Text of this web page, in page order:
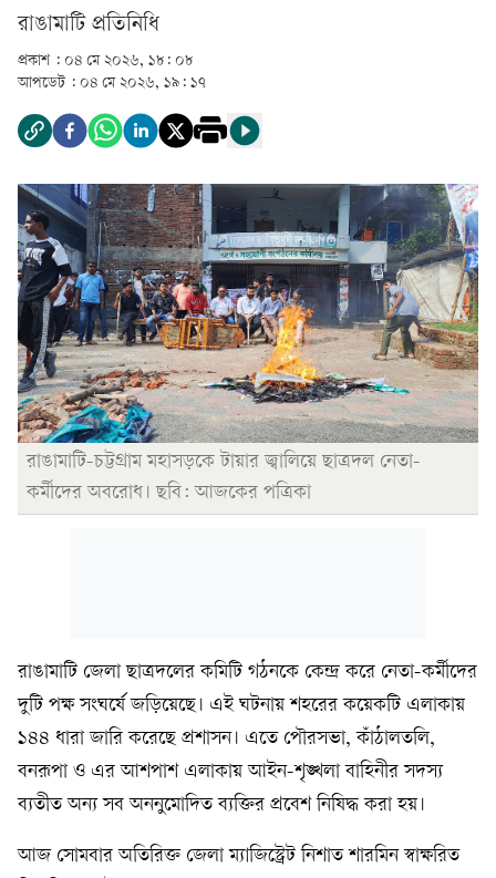
রাঙামাটি প্রতিনিধি
প্রকাশ : ০৪ মে ২০২৬, ১৮: ০৮
আপডেট : ০৪ মে ২০২৬, ১৯: ১৭
রাঙামাটি-চট্টগ্রাম মহাসড়কে টায়ার জ্বালিয়ে ছাত্রদল নেতা-
কর্মীদের অবরোধ। ছবি: আজকের পত্রিকা
রাঙামাটি জেলা ছাত্রদলের কমিটি গঠনকে কেন্দ্র করে নেতা-কর্মীদের
দুটি পক্ষ সংঘর্ষে জড়িয়েছে। এই ঘটনায় শহরের কয়েকটি এলাকায়
১৪৪ ধারা জারি করেছে প্রশাসন। এতে পৌরসভা, কাঁঠালতলি,
বনরূপা ও এর আশপাশ এলাকায় আইন-শৃঙ্খলা বাহিনীর সদস্য
ব্যতীত অন্য সব অননুমোদিত ব্যক্তির প্রবেশ নিষিদ্ধ করা হয়।
আজ সোমবার অতিরিক্ত জেলা ম্যাজিস্ট্রেট নিশাত শারমিন স্বাক্ষরিত